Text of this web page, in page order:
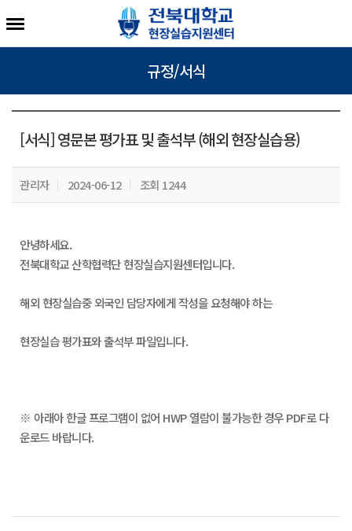
규정/서식
[서식] 영문본 평가표 및 출석부 (해외 현장실습용)
관리자 2024-06-12 조회 1244
안녕하세요.
전북대학교 산학협력단 현장실습지원센터입니다.
해외 현장실습중 외국인 담당자에게 작성을 요청해야 하는
현장실습 평가표와 출석부 파일입니다.
※ 아래아한글 프로그램이 없어 HWP 열람이 불가능한 경우 PDF로 다
운로드 바랍니다.